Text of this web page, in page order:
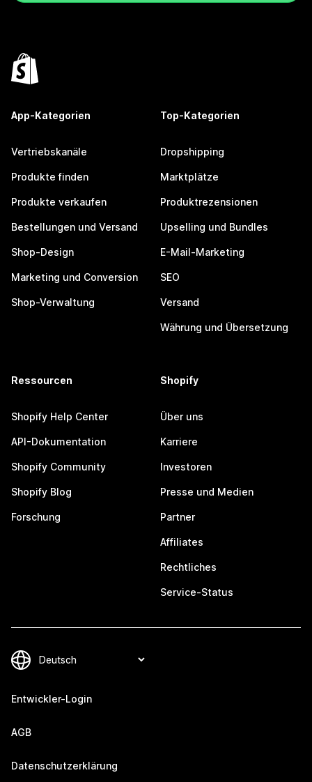
App-Kategorien
Vertriebskanäle
Produkte finden
Produkte verkaufen
Bestellungen und Versand
Shop-Design
Marketing und Conversion
Shop-Verwaltung
Top-Kategorien
Dropshipping
Marktplätze
Produktrezensionen
Upselling und Bundles
E-Mail-Marketing
SEO
Versand
Währung und Übersetzung
Ressourcen
Shopify Help Center
API-Dokumentation
Shopify Community
Shopify Blog
Forschung
Shopify
Über uns
Karriere
Investoren
Presse und Medien
Partner
Affiliates
Rechtliches
Service-Status
Entwickler-Login
AGB
Datenschutzerklärung